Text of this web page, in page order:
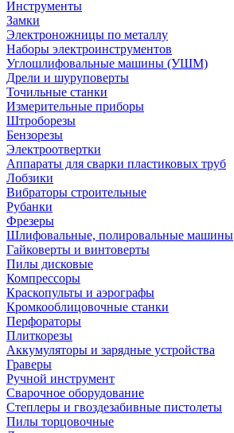
Инструменты
Замки
Электроножницы по металлу
Наборы электроинструментов
Углошлифовальные машины (УШМ)
Дрели и шуруповерты
Точильные станки
Измерительные приборы
Штроборезы
Бензорезы
Электроотвертки
Аппараты для сварки пластиковых труб
Лобзики
Вибраторы строительные
Рубанки
Фрезеры
Шлифовальные, полировальные машины
Гайковерты и винтоверты
Пилы дисковые
Компрессоры
Краскопульты и аэрографы
Кромкооблицовочные станки
Перфораторы
Плиткорезы
Аккумуляторы и зарядные устройства
Граверы
Ручной инструмент
Сварочное оборудование
Степлеры и гвоздезабивные пистолеты
Пилы торцовочные